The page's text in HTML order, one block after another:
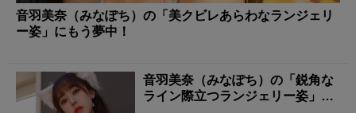
音羽美奈（みなぽち）の「美クビレあらわなランジェリ
ー姿」にもう夢中！
音羽美奈（みなぽち）の「鋭角な
ライン際立つランジェリー姿」に